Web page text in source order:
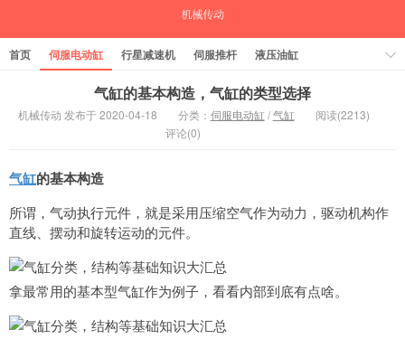
首页 伺服电动缸 行星减速机 伺服推杆
液压油缸
气缸
气缸的基本构造，气缸的类型选择
机械传动 发布于 2020-04-18 分类： 伺服电动缸 /气缸
阅读(2213)
评论(0)
气缸的基本构造
所谓，气动执行元件，就是采用压缩空气作为动力，驱动机构作
直线、摆动和旋转运动的元件。
拿最常用的基本型气缸作为例子，看看内部到底有点啥。